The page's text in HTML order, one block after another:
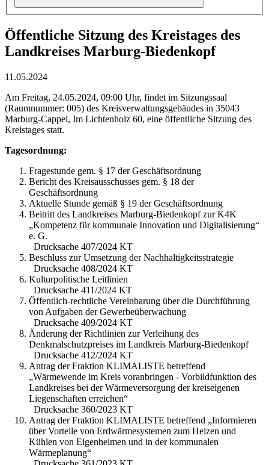
Öffentliche Sitzung des Kreistages des
Landkreises Marburg-Biedenkopf
11.05.2024
Am Freitag, 24.05.2024, 09:00 Uhr, findet im Sitzungssaal
(Raumnummer: 005) des Kreisverwaltungsgebäudes in 35043
Marburg-Cappel, Im Lichtenholz 60, eine öffentliche Sitzung des
Kreistages statt.
Tagesordnung:
Fragestunde gem. § 17 der Geschäftsordnung
Bericht des Kreisausschusses gem. § 18 der
Geschäftsordnung
Aktuelle Stunde gemäß § 19 der Geschäftsordnung
Beitritt des Landkreises Marburg-Biedenkopf zur K4K
„Kompetenz für kommunale Innovation und Digitalisierung“
e. G.
Drucksache 407/2024 KT
Beschluss zur Umsetzung der Nachhaltigkeitsstrategie
Drucksache 408/2024 KT
Kulturpolitische Leitlinien
Drucksache 411/2024 KT
Öffentlich-rechtliche Vereinbarung über die Durchführung
von Aufgaben der Gewerbeüberwachung
Drucksache 409/2024 KT
Änderung der Richtlinien zur Verleihung des
Denkmalschutzpreises im Landkreis Marburg-Biedenkopf
Drucksache 412/2024 KT
Antrag der Fraktion KLIMALISTE betreffend
„Wärmewende im Kreis voranbringen - Vorbildfunktion des
Landkreises bei der Wärmeversorgung der kreiseigenen
Liegenschaften erreichen“
Drucksache 360/2023 KT
Antrag der Fraktion KLIMALISTE betreffend „Informieren
über Vorteile von Erdwärmesystemen zum Heizen und
Kühlen von Eigenheimen und in der kommunalen
Wärmeplanung“